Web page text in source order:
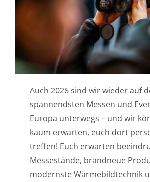
Einsatzgebiete
Karriere
NewsAuch 2026 sind wir wieder auf
spannendsten Messen und
Europa unterwegs – und wir
kaum erwarten, euch dort
treffen! Euch erwarten
Messestände, brandneue
modernste Wärmebildtechnik